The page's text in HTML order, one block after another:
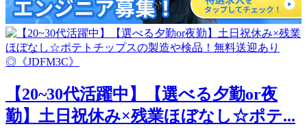
【20~30代活躍中】【選べる夕勤or夜
勤】土日祝休み×残業ほぼなし☆ポテ...